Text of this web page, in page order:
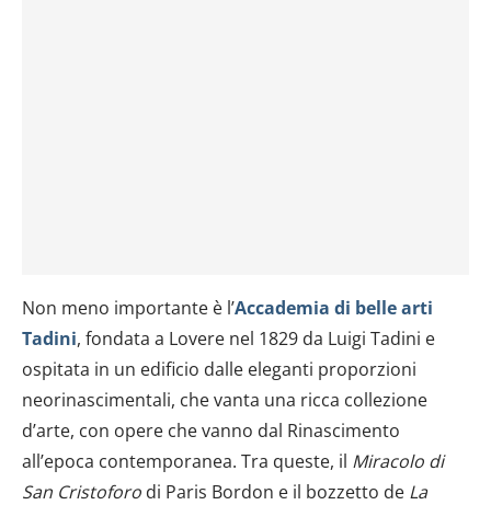
Non meno importante è l’Accademia di belle arti
Tadini, fondata a Lovere nel 1829 da Luigi Tadini e
ospitata in un edificio dalle eleganti proporzioni
neorinascimentali, che vanta una ricca collezione
d’arte, con opere che vanno dal Rinascimento
all’epoca contemporanea. Tra queste, il Miracolo di
San Cristoforo di Paris Bordon e il bozzetto de La